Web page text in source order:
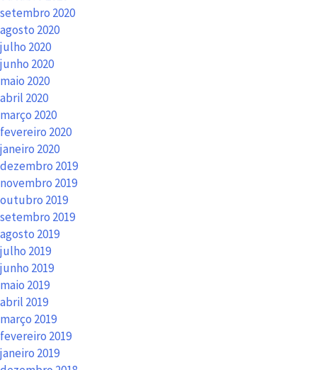
setembro 2020
agosto 2020
julho 2020
junho 2020
maio 2020
abril 2020
março 2020
fevereiro 2020
janeiro 2020
dezembro 2019
novembro 2019
outubro 2019
setembro 2019
agosto 2019
julho 2019
junho 2019
maio 2019
abril 2019
março 2019
fevereiro 2019
janeiro 2019